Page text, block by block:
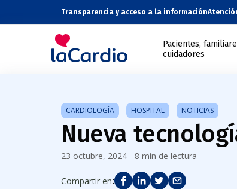
Transparencia y acceso a la información
Pacientes,
cuidadores
CARDIOLOGÍA HOSPITAL NOTICIAS
Nueva
23 octubre, 2024 - 8 min de lectura
Compartir en: